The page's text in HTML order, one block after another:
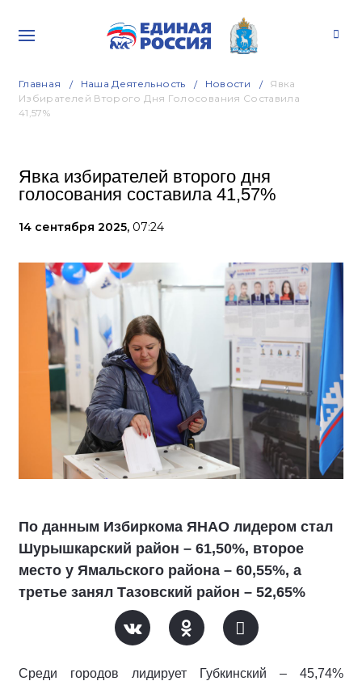
Главная Наша Деятельность Новости
Явка
Избирателей Второго Дня Голосования Составила
41,57%
Явка избирателей второго дня
голосования составила 41,57%
14 сентября 2025, 07:24
По данным Избиркома ЯНАО лидером стал
Шурышкарский район – 61,50%, второе
место у Ямальского района – 60,55%, а
третье занял Тазовский район – 52,65%
Среди городов лидирует Губкинский – 45,74%